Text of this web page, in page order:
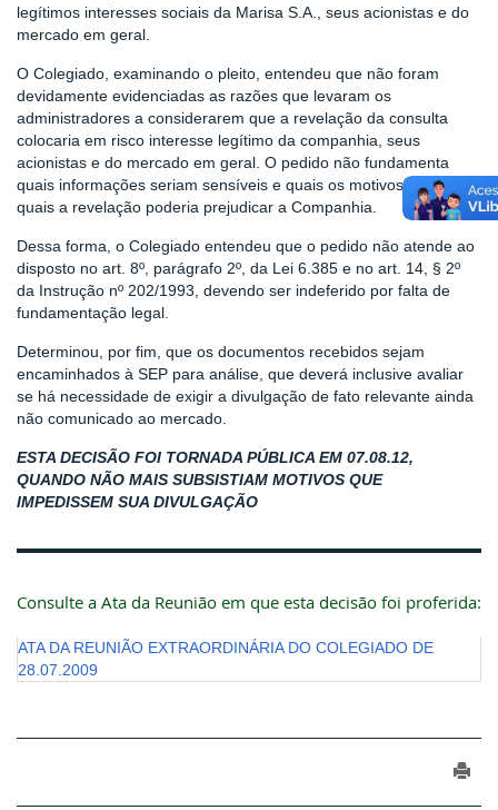
legítimos interesses sociais da Marisa S.A., seus acionistas e do
mercado em geral.
O Colegiado, examinando o pleito, entendeu que não foram
devidamente evidenciadas as razões que levaram os
administradores a considerarem que a revelação da consulta
colocaria em risco interesse legítimo da companhia, seus
acionistas e do mercado em geral. O pedido não fundamenta
quais informações seriam sensíveis e quais os motivos pelos
quais a revelação poderia prejudicar a Companhia.
Dessa forma, o Colegiado entendeu que o pedido não atende ao
disposto no art. 8º, parágrafo 2º, da Lei 6.385 e no art. 14, § 2º
da Instrução nº 202/1993, devendo ser indeferido por falta de
fundamentação legal.
Determinou, por fim, que os documentos recebidos sejam
encaminhados à SEP para análise, que deverá inclusive avaliar
se há necessidade de exigir a divulgação de fato relevante ainda
não comunicado ao mercado.
ESTA DECISÃO FOI TORNADA PÚBLICA EM 07.08.12,
QUANDO NÃO MAIS SUBSISTIAM MOTIVOS QUE
IMPEDISSEM SUA DIVULGAÇÃO
Consulte a Ata da Reunião em que esta decisão foi proferida:
ATA DA REUNIÃO EXTRAORDINÁRIA DO COLEGIADO DE
28.07.2009